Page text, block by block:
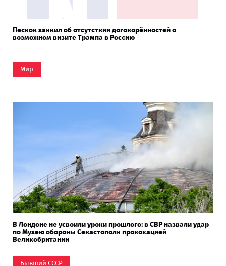
Песков заявил об отсутствии договорённостей о
возможном визите Трампа в Россию
Мир
В Лондоне не усвоили уроки прошлого: в СВР назвали удар
по Музею обороны Севастополя провокацией
Великобритании
Бывший СССР